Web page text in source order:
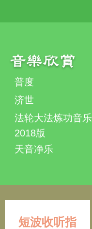
普度
济世
法轮大法炼功音乐
2018版
天音净乐
短波收听指